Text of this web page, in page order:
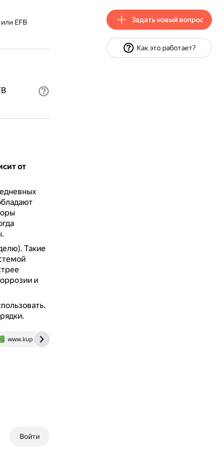
EFB
от
Такие
и
www.kupit-akkumulyator.ru
Войти
Задать новый вопрос
Как это работает?